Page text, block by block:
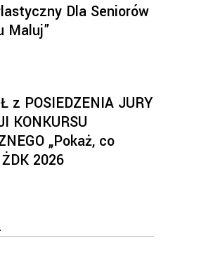
Dla Seniorów
Maluj”
z POSIEDZENIA JURY
KONKURSU
„Pokaż, co
2026